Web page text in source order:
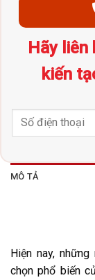
Hãy liên
kiến
MÔ TẢ
Hiện nay,
chọn phổ biến